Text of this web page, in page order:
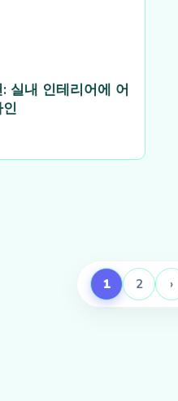
실내 인테리어에 어
1 2 ›